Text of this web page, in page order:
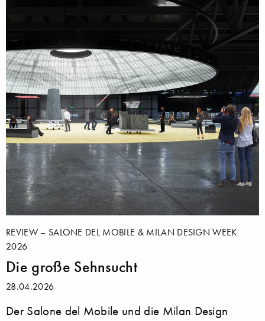
REVIEW – SALONE DEL MOBILE & MILAN DESIGN WEEK
2026
Die große Sehnsucht
28.04.2026
Der Salone del Mobile und die Milan Design